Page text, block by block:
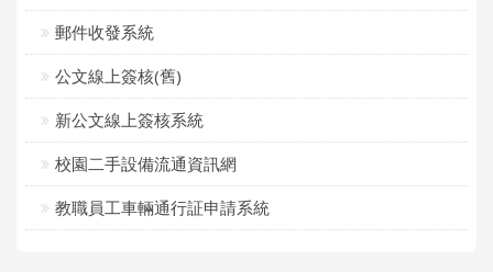
郵件收發系統
公文線上簽核(舊)
新公文線上簽核系統
校園二手設備流通資訊網
教職員工車輛通行証申請系統